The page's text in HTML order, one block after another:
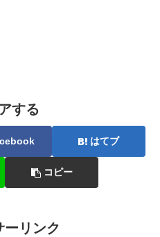
する
はてブ
コピー
ーリンク